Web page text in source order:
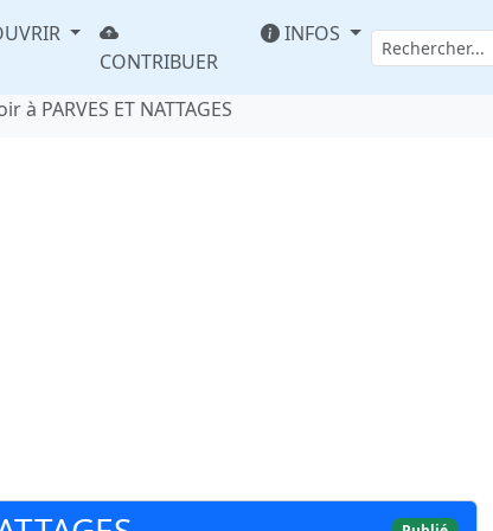
CONTRIBUER
INFOS
à PARVES ET NATTAGES